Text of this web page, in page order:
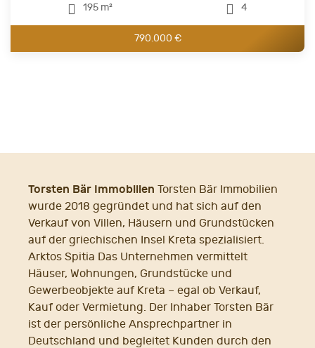
195 m² 4
790.000 €
Torsten Bär Immobilien Torsten Bär Immobilien
wurde 2018 gegründet und hat sich auf den
Verkauf von Villen, Häusern und Grundstücken
auf der griechischen Insel Kreta spezialisiert.
Arktos Spitia Das Unternehmen vermittelt
Häuser, Wohnungen, Grundstücke und
Gewerbeobjekte auf Kreta – egal ob Verkauf,
Kauf oder Vermietung. Der Inhaber Torsten Bär
ist der persönliche Ansprechpartner in
Deutschland und begleitet Kunden durch den